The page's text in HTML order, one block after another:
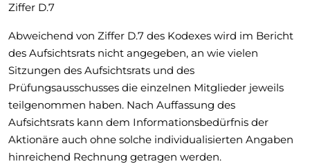
Ziffer D.7
Abweichend von Ziffer D.7 des Kodexes wird im Bericht
des Aufsichtsrats nicht angegeben, an wie vielen
Sitzungen des Aufsichtsrats und des
Prüfungsausschusses die einzelnen Mitglieder jeweils
teilgenommen haben. Nach Auffassung des
Aufsichtsrats kann dem Informationsbedürfnis der
Aktionäre auch ohne solche individualisierten Angaben
hinreichend Rechnung getragen werden.